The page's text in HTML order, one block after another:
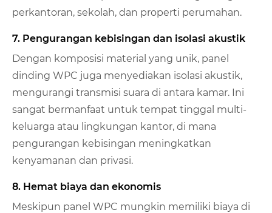
perkantoran, sekolah, dan properti perumahan.
7. Pengurangan kebisingan dan isolasi akustik
Dengan komposisi material yang unik, panel
dinding WPC juga menyediakan isolasi akustik,
mengurangi transmisi suara di antara kamar. Ini
sangat bermanfaat untuk tempat tinggal multi-
keluarga atau lingkungan kantor, di mana
pengurangan kebisingan meningkatkan
kenyamanan dan privasi.
8. Hemat biaya dan ekonomis
Meskipun panel WPC mungkin memiliki biaya di